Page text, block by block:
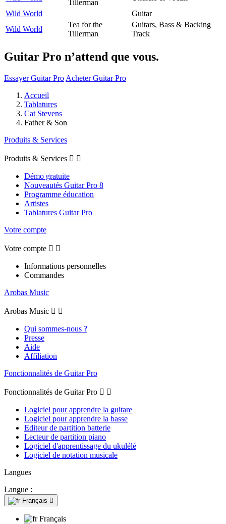
Tillerman
Wild World
Guitar
Wild World
Tea for the
Tillerman
Guitars, Bass & Backing
Track
Guitar Pro n’attend que vous.
Essayer Guitar Pro Acheter Guitar Pro
Accueil
Tablatures
Cat Stevens
Father & Son
Produits & Services
Produits & Services  
Démo gratuite
Nouveautés Guitar Pro 8
Programme éducation
Artistes
Tablatures Guitar Pro
Votre compte
Votre compte  
Informations personnelles
Commandes
Arobas Music
Arobas Music  
Qui sommes-nous ?
Presse
Aide
Affiliation
Fonctionnalités de Guitar Pro
Fonctionnalités de Guitar Pro  
Logiciel pour apprendre la guitare
Logiciel pour apprendre la basse
Editeur de partition batterie
Lecteur de partition piano
Logiciel d'apprentissage du ukulélé
Logiciel de notation musicale
Langues
Langue :
Français 
Français